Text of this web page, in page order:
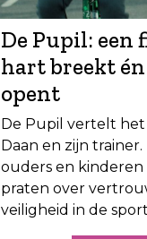
De Pupil: een
hart breekt
opent
De Pupil vertelt het
Daan en zijn
ouders en kinderen
praten over
veiligheid in de